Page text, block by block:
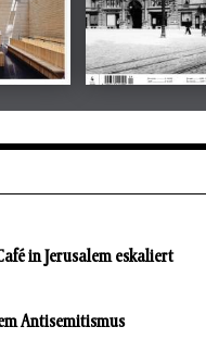
aufbau
in Jerusalem eskaliert
Antisemitismus